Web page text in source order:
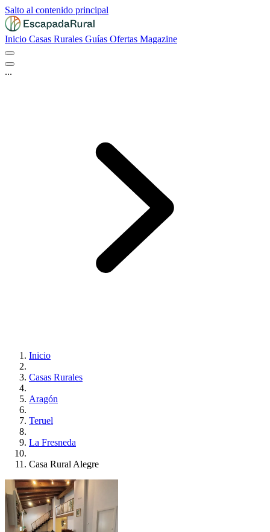
Salto al contenido principal
Inicio Casas Rurales Guías Ofertas Magazine
...
Inicio
Casas Rurales
Aragón
Teruel
La Fresneda
Casa Rural Alegre